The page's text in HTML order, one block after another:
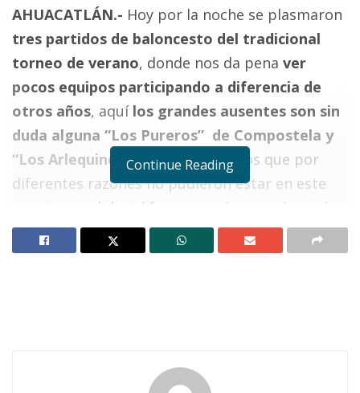
AHUACATLÁN.- Hoy por la noche se plasmaron
tres partidos de baloncesto del tradicional
torneo de verano, donde nos da pena ver
pocos equipos participando a diferencia de
otros años, aquí los grandes ausentes son sin
duda alguna “Los Pureros” de Compostela y
“Los Arlequines” de Ixtlán, mismos que por
diferentes razones no pudieron estar en este
evento anual de tal forma que hoy por la noche
esperamos ver los tres compromisos.
Junior se enfrenten a “Los Dulceros” de Uzeta
Continue Reading